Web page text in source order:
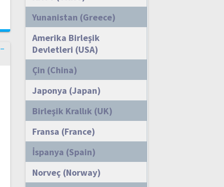
Yunanistan (Greece)
Amerika Birleşik
Devletleri (USA)
Çin (China)
Japonya (Japan)
Birleşik Krallık (UK)
Fransa (France)
İspanya (Spain)
Norveç (Norway)